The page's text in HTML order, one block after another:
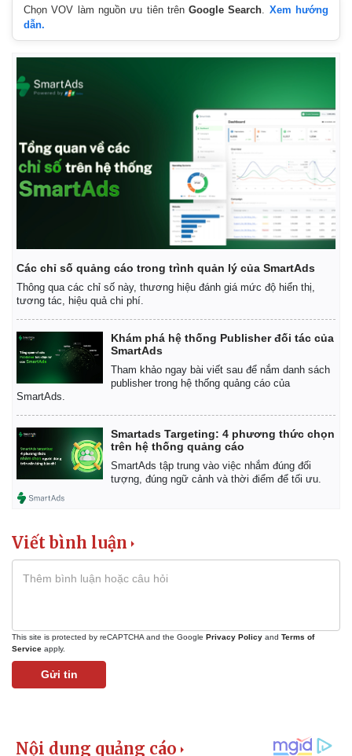
Bất động sản
Khởi nghiệp
Giá vàng
Tiêu dùng
Tỷ giá
Chọn VOV làm nguồn ưu tiên trênGoogle Search. Xem hướng
dẫn.
Các chỉ số quảng cáo trong trình quản lý của SmartAds
Thông qua các chỉ số này, thương hiệu đánh giá mức độ hiển thị,
tương tác, hiệu quả chi phí.
Khám phá hệ thống Publisher đối tác của
SmartAds
Tham khảo ngay bài viết sau để nắm danh sách
publisher trong hệ thống quảng cáo của
SmartAds.
Smartads Targeting: 4 phương thức chọn
trên hệ thống quảng cáo
SmartAds tập trung vào việc nhắm đúng đối
tượng, đúng ngữ cảnh và thời điểm để tối ưu.
Viết bình luận
This site is protected by reCAPTCHA and the Google Privacy Policy and Terms of
Service apply.
Gửi tin